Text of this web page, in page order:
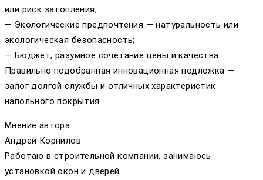
или риск затопления;
— Экологические предпочтения — натуральность или
экологическая безопасность;
— Бюджет, разумное сочетание цены и качества.
Правильно подобранная инновационная подложка —
залог долгой службы и отличных характеристик
напольного покрытия.
Мнение автора
Андрей Корнилов
Работаю в строительной компании, занимаюсь
установкой окон и дверей